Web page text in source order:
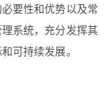
要性和优势以及常
系统，充分发挥其
可持续发展。